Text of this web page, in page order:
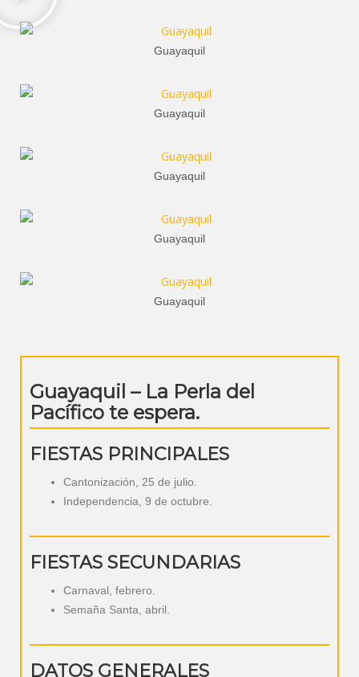
Guayaquil
Guayaquil
Guayaquil
Guayaquil
Guayaquil
Guayaquil – La Perla del
Pacífico te espera.
FIESTAS PRINCIPALES
Cantonización, 25 de julio.
Independencia, 9 de octubre.
FIESTAS SECUNDARIAS
Carnaval, febrero.
Semaña Santa, abril.
DATOS GENERALES